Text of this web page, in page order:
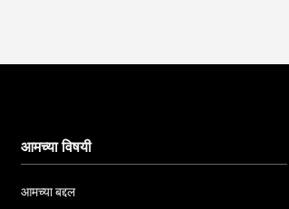
आमच्या विषयी
आमच्या बद्दल